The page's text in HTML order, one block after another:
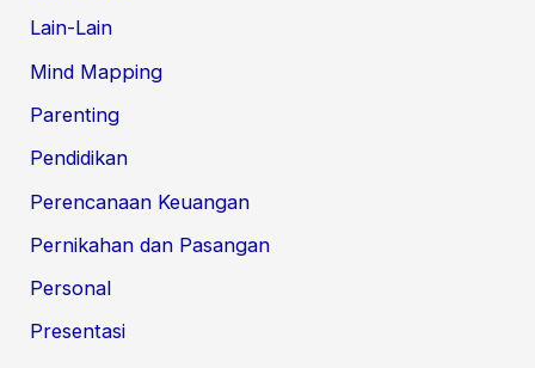
Lain-Lain
Mind Mapping
Parenting
Pendidikan
Perencanaan Keuangan
Pernikahan dan Pasangan
Personal
Presentasi